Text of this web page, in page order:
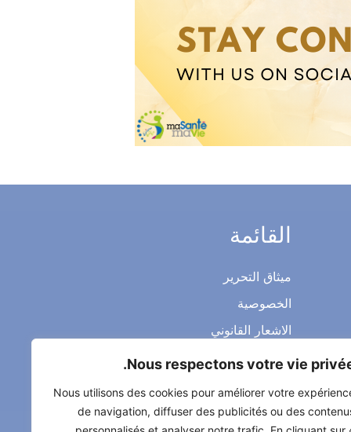
Nous respectons votre vie
Nous utilisons des cookies pour améliorer votre
de navigation, diffuser des publicités ou des
القائمة
ميثاق التحرير
الخصوصية
الاشعار القانوني
شروط الاستخدام العامة